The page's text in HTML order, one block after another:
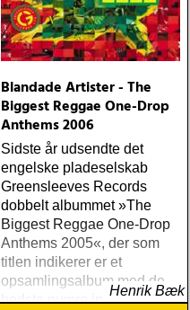
Blandade Artister - The
Biggest Reggae One-Drop
Anthems 2006
Sidste år udsendte det
engelske pladeselskab
Greensleeves Records
dobbelt albummet »The
Biggest Reggae One-Drop
Anthems 2005«, der som
titlen indikerer er et
opsamlingsalbum med de
bedste numre indenfor den
Henrik Bæk